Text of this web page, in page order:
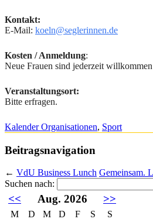
Kontakt:
E-Mail: koeln@seglerinnen.de
Kosten / Anmeldung:
Neue Frauen sind jederzeit
Veranstaltungsort:
Bitte erfragen.
Kalender Organisationen, Sport
Beitragsnavigation
← VdU Business Lunch Gemeinsam.
Suchen nach:
<< Aug. 2026 >>
M D M D F S
S